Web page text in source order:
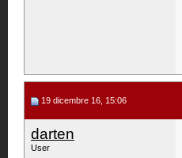
19 dicembre 16, 15:06
darten
User